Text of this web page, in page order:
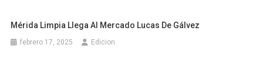
Mérida Limpia Llega Al Mercado Lucas De Gálvez
febrero 17, 2025 Edicion